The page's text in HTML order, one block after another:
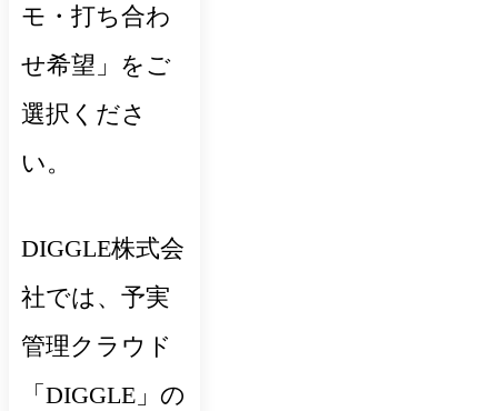
モ・打ち合わ
せ希望」をご
選択くださ
い。
DIGGLE株式会
社では、予実
管理クラウド
「DIGGLE」の